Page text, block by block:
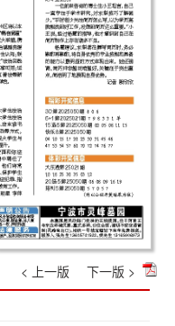
< 上一版
下一版 >